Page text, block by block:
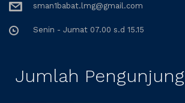
sman1babat.lmg@gmail.com
Senin - Jumat 07.00 s.d 15.15
Jumlah Pengunjung